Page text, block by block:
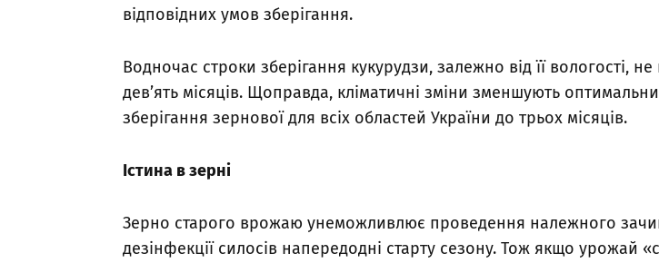
відповідних умов зберігання.
Водночас строки зберігання кукурудзи, залежно від її вологості,
дев’ять місяців. Щоправда, кліматичні зміни зменшують
зберігання зернової для всіх областей України до трьох місяців.
Істина в зерні
Зерно старого врожаю унеможливлює проведення належного
дезінфекції силосів напередодні старту сезону. Тож якщо урожай